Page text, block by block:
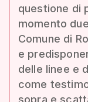
questione di
momento
Comune di
e
delle linee e
come
sopra e